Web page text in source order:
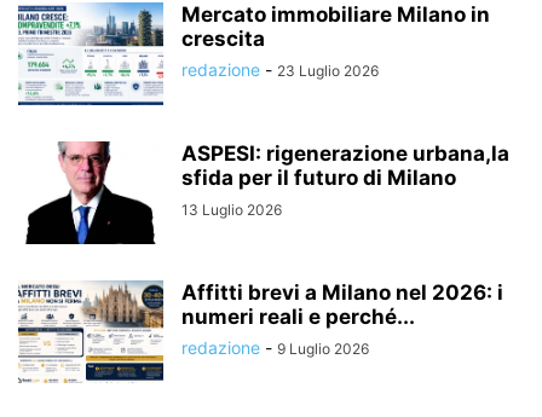
Mercato immobiliare Milano in
crescita
redazione - 23 Luglio 2026
ASPESI: rigenerazione urbana,la
sfida per il futuro di Milano
13 Luglio 2026
Affitti brevi a Milano nel 2026: i
numeri reali e perché...
redazione - 9 Luglio 2026